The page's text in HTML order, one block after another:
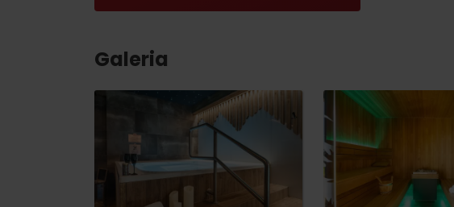
według pory roku
Galeria